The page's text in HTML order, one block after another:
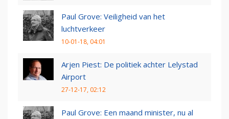
Paul Grove: Veiligheid van het
luchtverkeer
10-01-18, 04:01
Arjen Piest: De politiek achter Lelystad
Airport
27-12-17, 02:12
Paul Grove: Een maand minister, nu al